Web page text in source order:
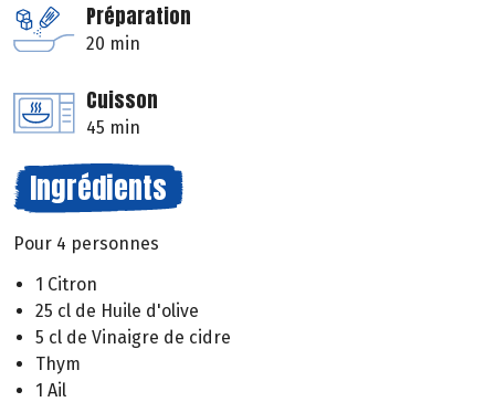
Préparation
20 min
Cuisson
45 min
Ingrédients
Pour 4 personnes
1 Citron
25 cl de Huile d'olive
5 cl de Vinaigre de cidre
Thym
1 Ail